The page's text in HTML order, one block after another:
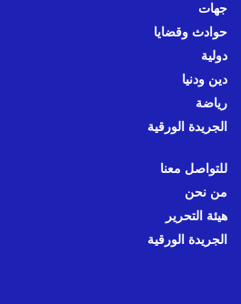
جهات
حوادث وقضايا
دولية
دين ودنيا
رياضة
الجريدة الورقية
للتواصل معنا
من نحن
هيئة التحرير
الجريدة الورقية